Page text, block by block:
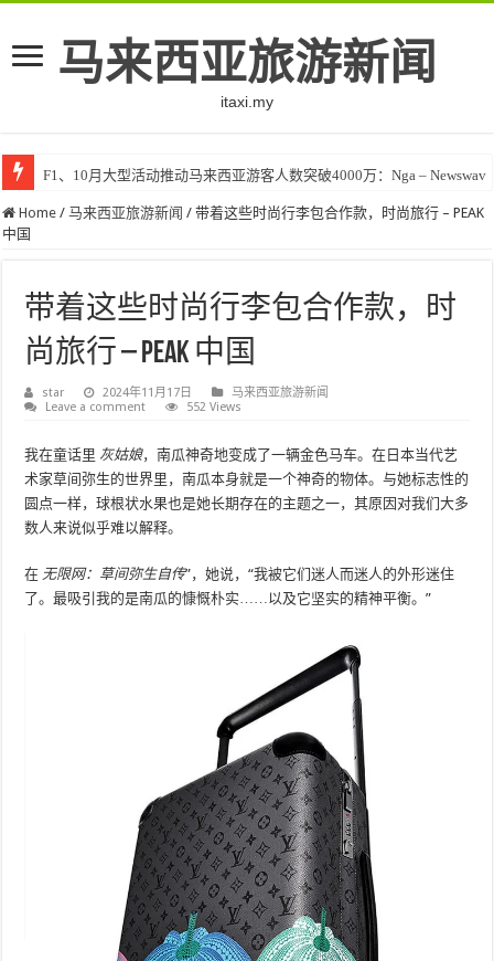
马来西亚旅游新闻
itaxi.my
F1、10月大型活动推动马来西亚游客人数突破4000万：Nga – Newswav
Home / 马来西亚旅游新闻 / 带着这些时尚行李包合作款，时尚旅行 – PEAK
中国
带着这些时尚行李包合作款，时
尚旅行 – PEAK 中国
star 2024年11月17日
马来西亚旅游新闻
Leave a comment
552 Views
我在童话里 灰姑娘，南瓜神奇地变成了一辆金色马车。在日本当代艺
术家草间弥生的世界里，南瓜本身就是一个神奇的物体。与她标志性的
圆点一样，球根状水果也是她长期存在的主题之一，其原因对我们大多
数人来说似乎难以解释。
在 无限网：草间弥生自传”，她说，“我被它们迷人而迷人的外形迷住
了。最吸引我的是南瓜的慷慨朴实……以及它坚实的精神平衡。”